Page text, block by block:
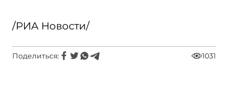
/РИА Новости/
Поделиться: 1031